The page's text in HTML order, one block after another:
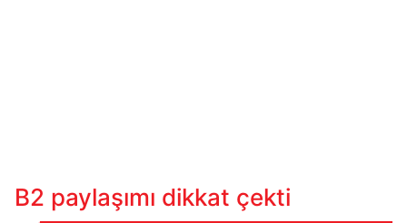
B2 paylaşımı dikkat çekti